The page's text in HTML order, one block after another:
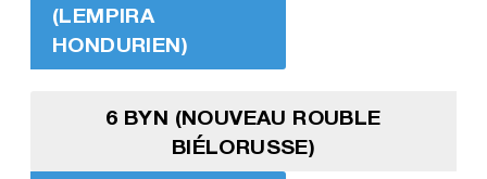
(LEMPIRA
HONDURIEN)
6 BYN (NOUVEAU ROUBLE
BIÉLORUSSE)